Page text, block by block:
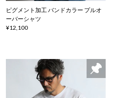
ピグメント加工 バンドカラー プルオ
ーバーシャツ
¥12,100